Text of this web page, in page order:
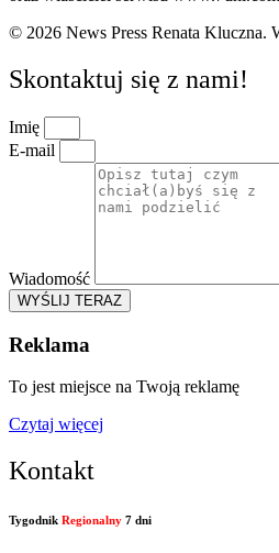
© 2026 News Press Renata Kluczna.
Skontaktuj się z nami!
Imię
E-mail
Wiadomość
WYŚLIJ TERAZ
Reklama
To jest miejsce na Twoją reklamę
Czytaj więcej
Kontakt
Tygodnik Regionalny 7 dni